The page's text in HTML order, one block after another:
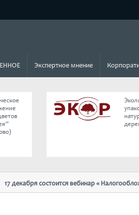
Экспертное мнение
состоится вебинар «
ЕНВД»